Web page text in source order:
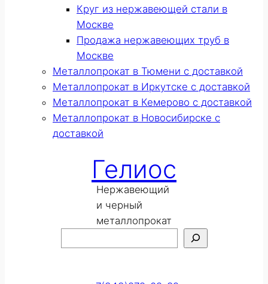
Круг из нержавеющей стали в
Москве
Продажа нержавеющих труб в
Москве
Металлопрокат в Тюмени с доставкой
Металлопрокат в Иркутске с доставкой
Металлопрокат в Кемерово с доставкой
Металлопрокат в Новосибирске с
доставкой
Гелиос
Нержавеющий
и черный
металлопрокат